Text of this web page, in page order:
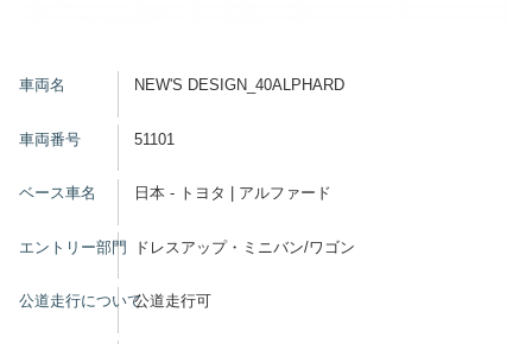
車両名 NEW'S DESIGN_40ALPHARD
車両番号 51101
ベース車名 日本 - トヨタ | アルファード
エントリー部門 ドレスアップ・ミニバン/ワゴン
公道走行について公道走行可